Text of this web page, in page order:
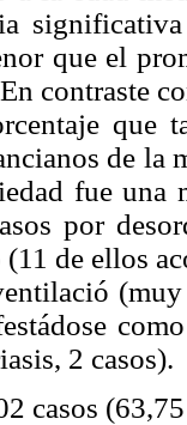
que el
contraste
de la
fue una
por
de ellos
2 casos).
casos